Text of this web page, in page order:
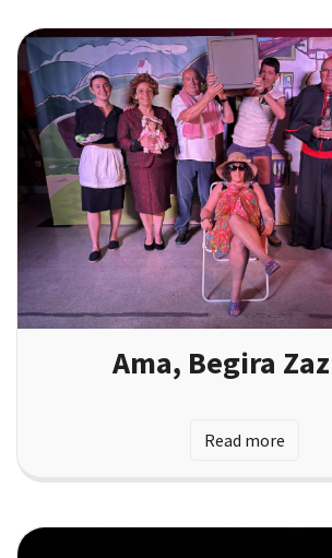
Ama, Begira
Read more